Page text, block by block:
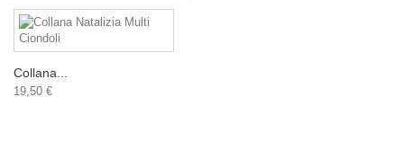
Collana...
19,50 €